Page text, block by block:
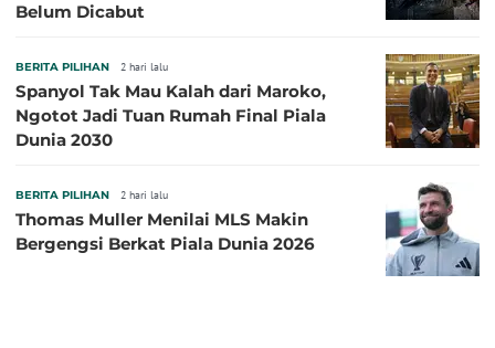
Belum Dicabut
BERITA PILIHAN 2 hari lalu
Spanyol Tak Mau Kalah dari Maroko,
Ngotot Jadi Tuan Rumah Final Piala
Dunia 2030
BERITA PILIHAN 2 hari lalu
Thomas Muller Menilai MLS Makin
Bergengsi Berkat Piala Dunia 2026